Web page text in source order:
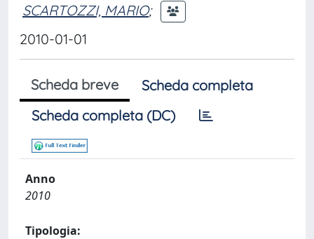
SCARTOZZI, MARIO;
2010-01-01
Scheda breve
Scheda completa
Scheda completa (DC)
Anno
2010
Tipologia: